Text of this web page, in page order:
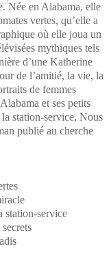
Née en Alabama, elle
vertes, qu’elle a
où elle joua un
mythiques tels
d’une Katherine
de l’amitié, la vie, la
de femmes
et ses petits
station-service, Nous
publié au cherche
station-service